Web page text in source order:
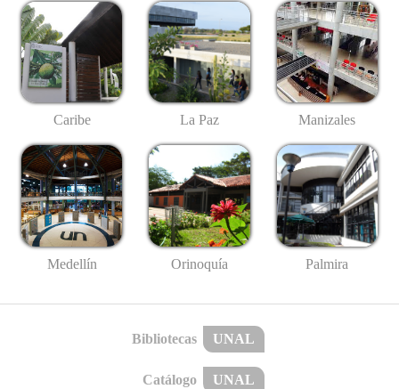
Caribe La Paz Manizales
Medellín Orinoquía Palmira
Bibliotecas UNAL
Catálogo UNAL